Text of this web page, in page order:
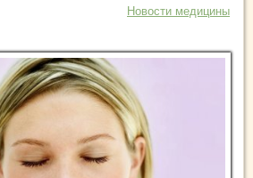
Новости медицины